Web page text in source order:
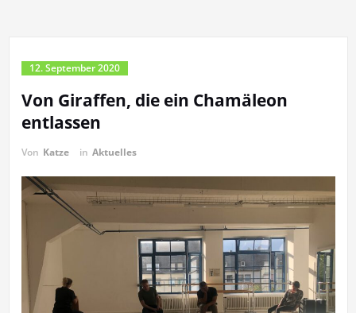
12. September 2020
Von Giraffen, die ein Chamäleon
entlassen
Von Katze in Aktuelles